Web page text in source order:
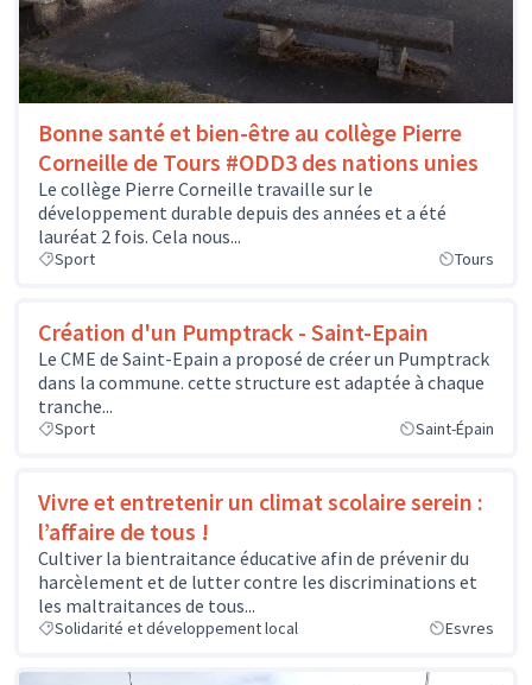
Bonne santé et bien-être au collège Pierre
Corneille de Tours #ODD3 des nations unies
Le collège Pierre Corneille travaille sur le
développement durable depuis des années et a été
lauréat 2 fois. Cela nous...
Sport Tours
Création d'un Pumptrack - Saint-Epain
Le CME de Saint-Epain a proposé de créer un Pumptrack
dans la commune. cette structure est adaptée à chaque
tranche...
Sport Saint-Épain
Vivre et entretenir un climat scolaire serein :
l’affaire de tous !
Cultiver la bientraitance éducative afin de prévenir du
harcèlement et de lutter contre les discriminations et
les maltraitances de tous...
Solidarité et développement local Esvres